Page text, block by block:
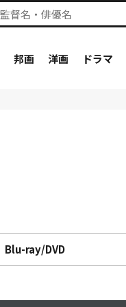
邦画 洋画 ドラマ
Blu-ray/DVD